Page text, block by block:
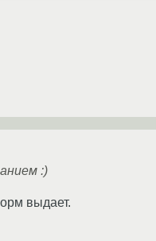
:)
выдает.